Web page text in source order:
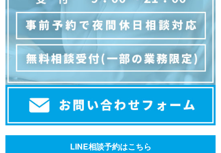
LINE相談予約はこちら